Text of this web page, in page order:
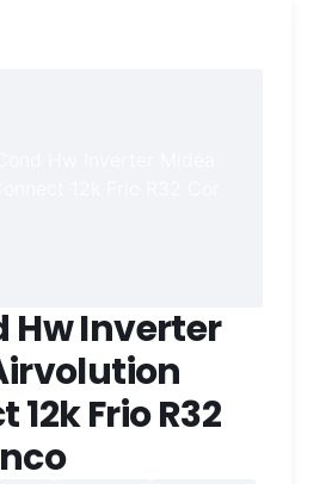
Hw Inverter
12k Frio R32